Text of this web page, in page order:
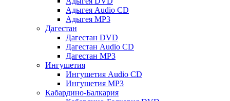
Адыгея Audio CD
Адыгея MP3
Дагестан
Дагестан DVD
Дагестан Audio CD
Дагестан MP3
Ингушетия
Ингушетия Audio CD
Ингушетия MP3
Кабардино-Балкария